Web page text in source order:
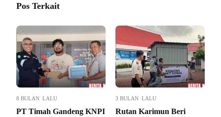
Pos Terkait
8 BULAN LALU
PT Timah Gandeng KNPI
3 BULAN LALU
Rutan Karimun Beri